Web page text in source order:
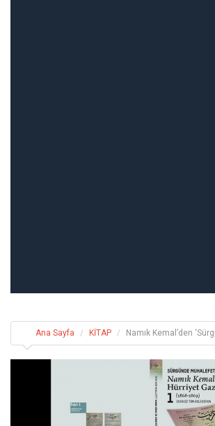
Ana Sayfa KİTAP Namık Kemal’den